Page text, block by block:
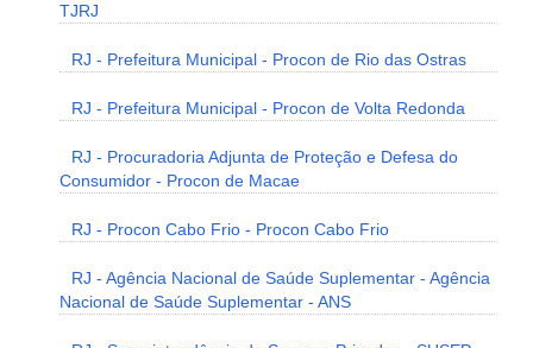
TJRJ
RJ - Prefeitura Municipal - Procon de Rio das Ostras
RJ - Prefeitura Municipal - Procon de Volta Redonda
RJ - Procuradoria Adjunta de Proteção e Defesa do
Consumidor - Procon de Macae
RJ - Procon Cabo Frio - Procon Cabo Frio
RJ - Agência Nacional de Saúde Suplementar - Agência
Nacional de Saúde Suplementar - ANS